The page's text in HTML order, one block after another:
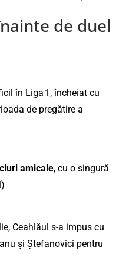
de duel
în Liga 1, încheiat cu
de pregătire a
amicale, cu o singură
Ceahlăul s-a impus cu
și Ștefanovici pentru